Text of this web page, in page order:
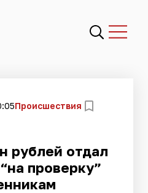
Происшествия
рублей отдал
проверку”